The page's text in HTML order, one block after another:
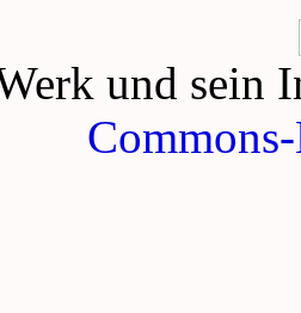
und sein